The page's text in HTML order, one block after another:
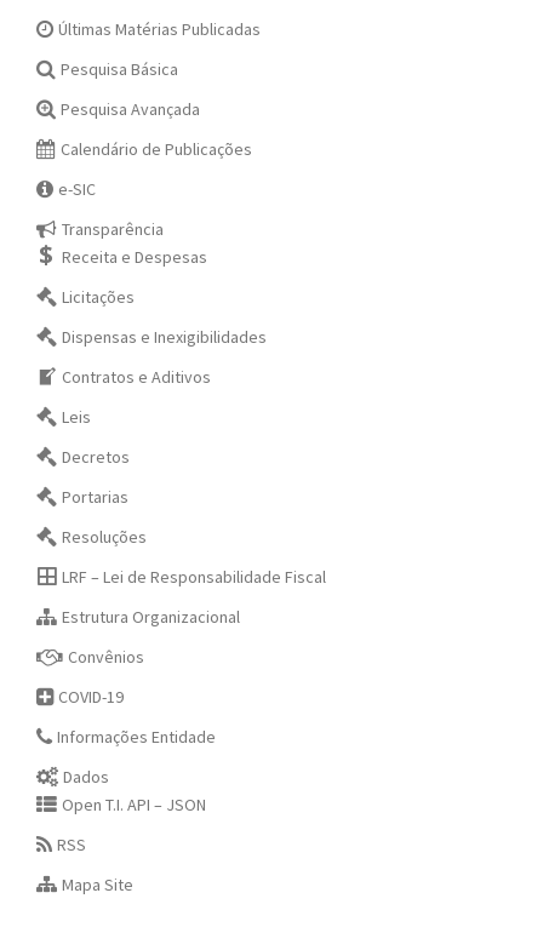
Últimas Matérias Publicadas
Pesquisa Básica
Pesquisa Avançada
Calendário de Publicações
e-SIC
Transparência
Receita e Despesas
Licitações
Dispensas e Inexigibilidades
Contratos e Aditivos
Leis
Decretos
Portarias
Resoluções
LRF – Lei de Responsabilidade Fiscal
Estrutura Organizacional
Convênios
COVID-19
Informações Entidade
Dados
Open T.I. API – JSON
RSS
Mapa Site